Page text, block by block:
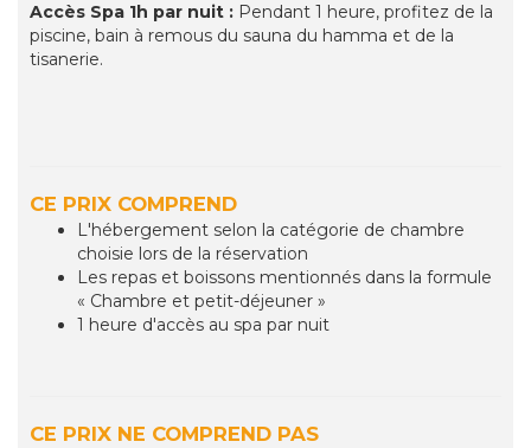
Accès Spa 1h par nuit : Pendant 1 heure, profitez de la
piscine, bain à remous du sauna du hamma et de la
tisanerie.
CE PRIX COMPREND
L'hébergement selon la catégorie de chambre
choisie lors de la réservation
Les repas et boissons mentionnés dans la formule
« Chambre et petit-déjeuner »
1 heure d'accès au spa par nuit
CE PRIX NE COMPREND PAS